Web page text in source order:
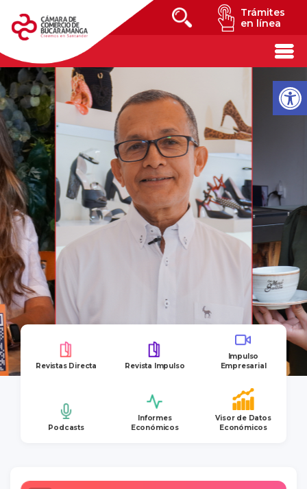
Trámites
en línea
Revistas Directa Revista Impulso
Impulso
Empresarial
Podcasts
Informes
Económicos
Visor de Datos
Económicos